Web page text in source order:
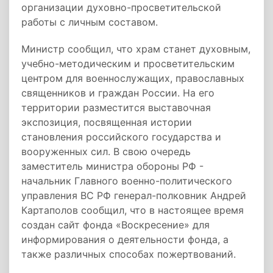
организации духовно-просветительской
работы с личным составом.
Министр сообщил, что храм станет духовным,
учебно-методическим и просветительским
центром для военнослужащих, православных
священников и граждан России. На его
территории разместится выставочная
экспозиция, посвященная истории
становления российского государства и
вооруженных сил. В свою очередь
заместитель министра обороны РФ -
начальник Главного военно-политического
управления ВС РФ генерал-полковник Андрей
Картаполов сообщил, что в настоящее время
создан сайт фонда «Воскресение» для
информирования о деятельности фонда, а
также различных способах пожертвований.